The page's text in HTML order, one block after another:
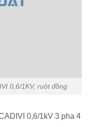
0,6/1KV, ruột đồng
0,6/1kV 3 pha 4